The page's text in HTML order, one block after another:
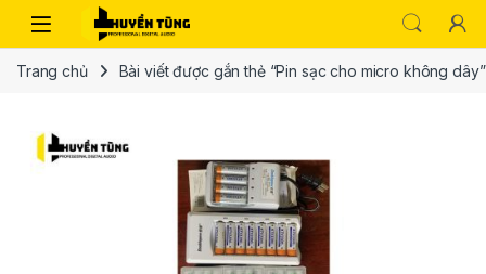
Trang chủ Bài viết được gắn thẻ “Pin sạc cho micro không dây”